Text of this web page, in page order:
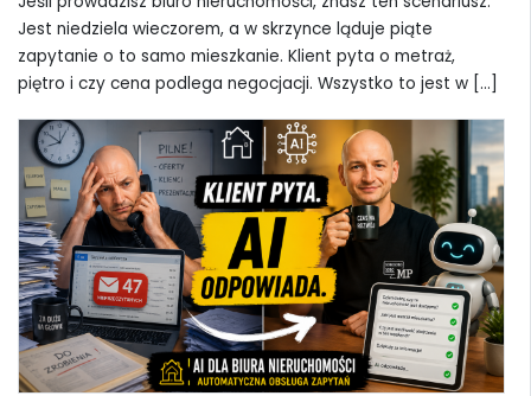
Jest niedziela wieczorem, a w skrzynce ląduje piąte
zapytanie o to samo mieszkanie. Klient pyta o metraż,
piętro i czy cena podlega negocjacji. Wszystko to jest w [...]